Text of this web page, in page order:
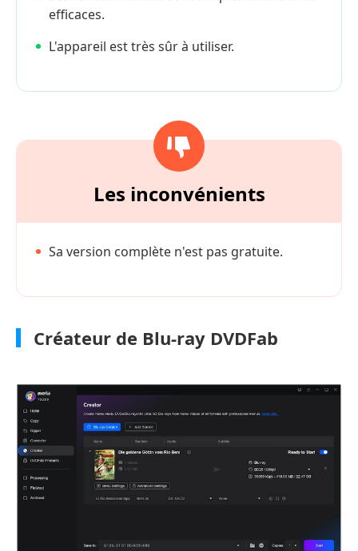
efficaces.
L'appareil est très sûr à utiliser.
Les inconvénients
Sa version complète n'est pas gratuite.
Créateur de Blu-ray DVDFab